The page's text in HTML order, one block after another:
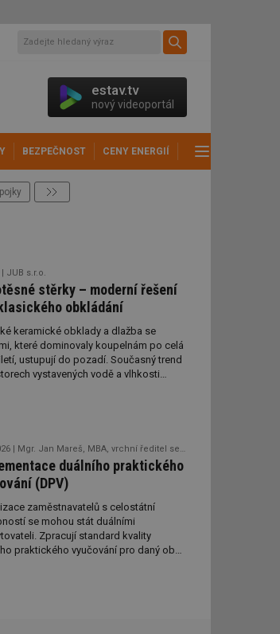
estav.tv
nový videoportál
BEZPEČNOST CENY ENERGIÍ
JUB s.r.o.
stěrky – moderní řešení
obkládání
keramické obklady a dlažba se
které dominovaly koupelnám po celá
ustupují do pozadí. Současný trend
vystavených vodě a vlhkosti
které jsou zároveň dokonale pružné,
zcela vodotěsné.
Mgr. Jan Mareš, MBA, vrchní ředitel sekce vzdělávání a mládeže, MŠMT
duálního praktického
(DPV)
zaměstnavatelů s celostátní
se mohou stát duálními
Zpracují standard kvality
praktického vyučování pro daný obor